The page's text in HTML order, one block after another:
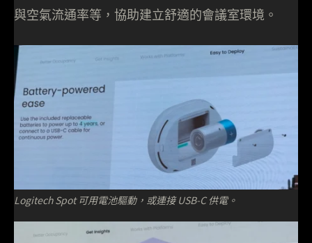
與空氣流通率等，協助建立舒適的會議室環境。
Logitech Spot 可用電池驅動，或連接 USB-C 供電。